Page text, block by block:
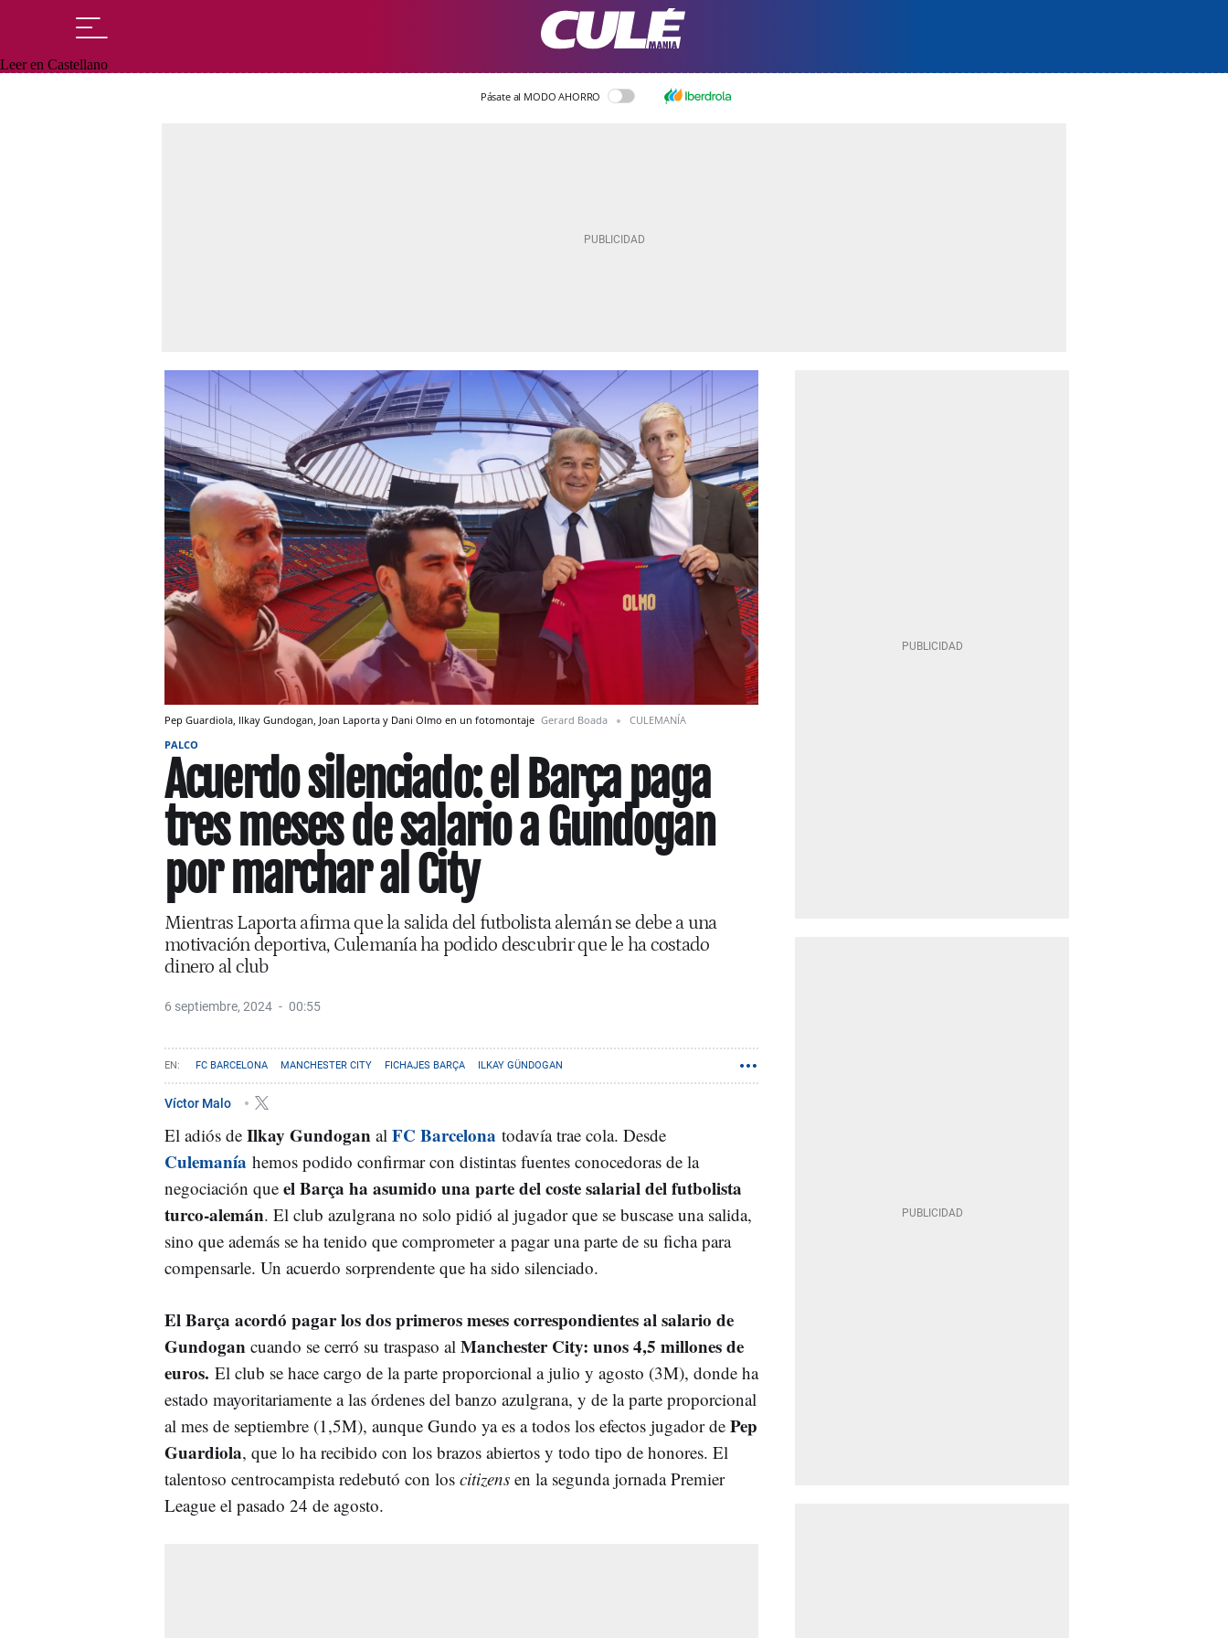
Leer en Castellano
Pásate al MODO AHORRO
Pep Guardiola, Ilkay Gundogan, Joan Laporta y Dani Olmo en un fotomontaje Gerard Boada
CULEMANÍA
PALCO
Acuerdo silenciado: el Barça paga
tres meses de salario a Gundogan
por marchar al City
Mientras Laporta afirma que la salida del futbolista alemán se debe a una
motivación deportiva, Culemanía ha podido descubrir que le ha costado
dinero al club
6 septiembre, 2024 00:55
FC BARCELONA MANCHESTER CITY FICHAJES BARÇA ILKAY GÜNDOGAN
Víctor Malo
El adiós de Ilkay Gundogan al FC Barcelona todavía trae cola. Desde
Culemanía hemos podido confirmar con distintas fuentes conocedoras de la
negociación que el Barça ha asumido una parte del coste salarial del futbolista
turco-alemán. El club azulgrana no solo pidió al jugador que se buscase una salida,
sino que además se ha tenido que comprometer a pagar una parte de su ficha para
compensarle. Un acuerdo sorprendente que ha sido silenciado.
El Barça acordó pagar los dos primeros meses correspondientes al salario de
Gundogan cuando se cerró su traspaso al Manchester City: unos 4,5 millones de
euros. El club se hace cargo de la parte proporcional a julio y agosto (3M), donde ha
estado mayoritariamente a las órdenes del banzo azulgrana, y de la parte proporcional
al mes de septiembre (1,5M), aunque Gundo ya es a todos los efectos jugador de Pep
Guardiola, que lo ha recibido con los brazos abiertos y todo tipo de honores. El
talentoso centrocampista redebutó con los citizens en la segunda jornada Premier
League el pasado 24 de agosto.